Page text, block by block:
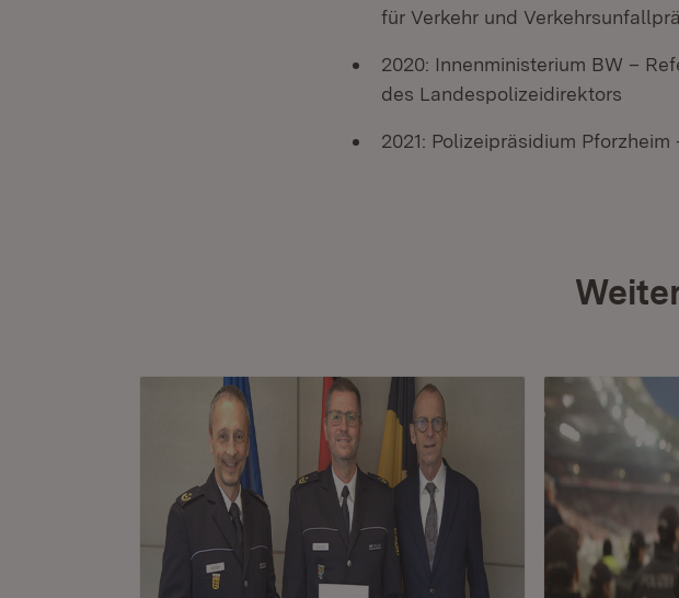
für Verkehr und
2020: Innenministerium BW –
des Landespolizeidirektors
2021: Polizeipräsidium